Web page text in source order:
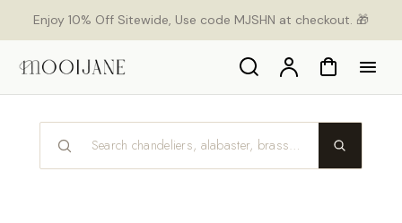
Enjoy 10% Off Sitewide, Use code MJSHN at checkout. 🎁
Search Konto Warenkorb